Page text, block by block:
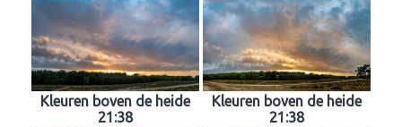
Kleuren boven de heide
21:38
Kleuren boven de heide
21:38